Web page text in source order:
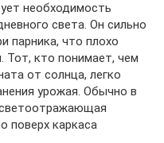
необходимость
света. Он сильно
парника, что плохо
Тот, кто понимает, чем
от солнца, легко
урожая. Обычно в
светоотражающая
поверх каркаса